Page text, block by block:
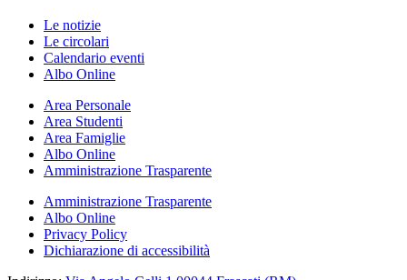
Le notizie
Le circolari
Calendario eventi
Albo Online
Area Personale
Area Studenti
Area Famiglie
Albo Online
Amministrazione Trasparente
Amministrazione Trasparente
Albo Online
Privacy Policy
Dichiarazione di accessibilità